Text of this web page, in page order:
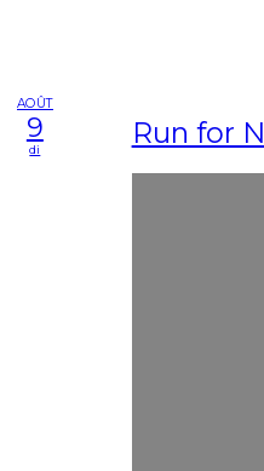
AOÛT
9
di Run for